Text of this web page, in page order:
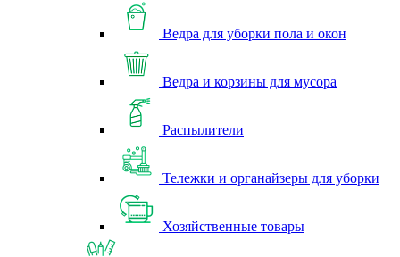
Ведра для уборки пола и окон
Ведра и корзины для мусора
Распылители
Тележки и органайзеры для уборки
Хозяйственные товары